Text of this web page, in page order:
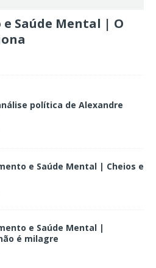
Saúde Mental | O
política de Alexandre
e Saúde Mental | Cheios e
e Saúde Mental |
é milagre